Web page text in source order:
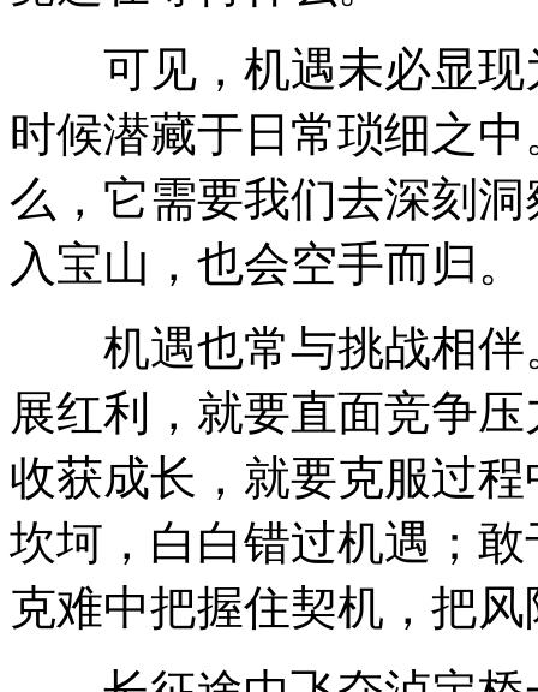
可见，机遇未必显现
时候潜藏于日常琐细之
么，它需要我们去深刻
入宝山，也会空手而归。
机遇也常与挑战相伴
展红利，就要直面竞争
收获成长，就要克服过
坎坷，白白错过机遇；
克难中把握住契机，把